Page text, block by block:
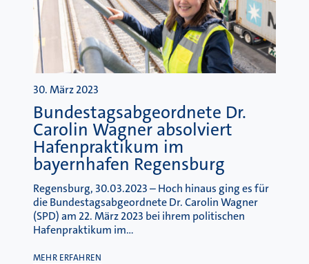
30. März 2023
Bundestagsabgeordnete Dr.
Carolin Wagner absolviert
Hafenpraktikum im
bayernhafen Regensburg
Regensburg, 30.03.2023 – Hoch hinaus ging es für
die Bundestagsabgeordnete Dr. Carolin Wagner
(SPD) am 22. März 2023 bei ihrem politischen
Hafenpraktikum im…
MEHR ERFAHREN